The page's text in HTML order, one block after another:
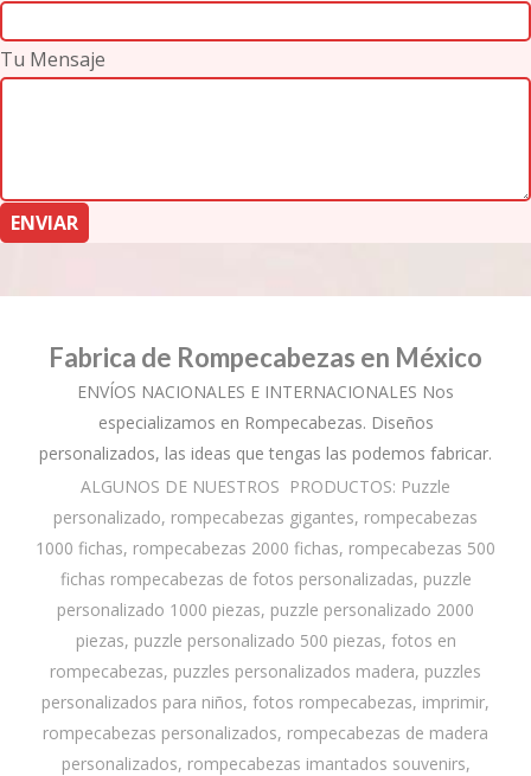
Tu Mensaje
Fabrica de Rompecabezas en México
ENVÍOS NACIONALES E INTERNACIONALES Nos
especializamos en Rompecabezas. Diseños
personalizados, las ideas que tengas las podemos fabricar.
ALGUNOS DE NUESTROS PRODUCTOS: Puzzle
personalizado, rompecabezas gigantes, rompecabezas
1000 fichas, rompecabezas 2000 fichas, rompecabezas 500
fichas rompecabezas de fotos personalizadas, puzzle
personalizado 1000 piezas, puzzle personalizado 2000
piezas, puzzle personalizado 500 piezas, fotos en
rompecabezas, puzzles personalizados madera, puzzles
personalizados para niños, fotos rompecabezas, imprimir,
rompecabezas personalizados, rompecabezas de madera
personalizados, rompecabezas imantados souvenirs,